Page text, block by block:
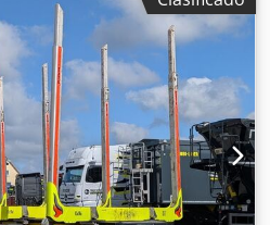
Más información en:
(alemán, inglés, búlgaro,
(polaco, ruso, ucraniano,
kg Salvo error u omisión. Con
usado como parte del pago.
directamente con nosotros.
NUTZFAHRZEUGE GMBH
inglés, español, polaco,